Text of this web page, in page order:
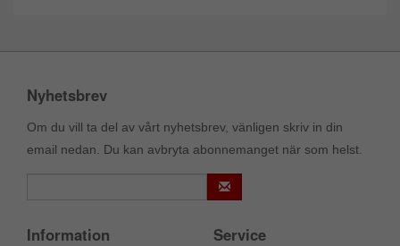
Nyhetsbrev
Om du vill ta del av vårt nyhetsbrev, vänligen skriv in din
email nedan. Du kan avbryta abonnemanget när som helst.
Information Service